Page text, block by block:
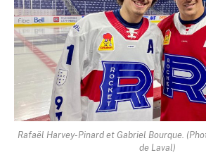
Rafaël Harvey-Pinard et Gabriel Bourque.
de Laval)